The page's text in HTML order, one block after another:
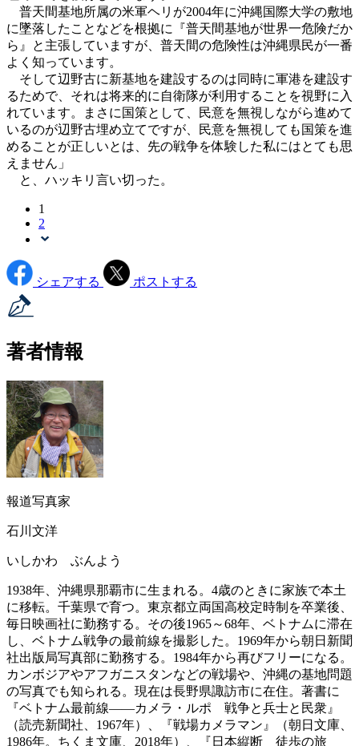
普天間基地所属の米軍ヘリが2004年に沖縄国際大学の敷地
に墜落したことなどを根拠に『普天間基地が世界一危険だか
ら』と主張していますが、普天間の危険性は沖縄県民が一番
よく知っています。
そして辺野古に新基地を建設するのは同時に軍港を建設す
るためで、それは将来的に自衛隊が利用することを視野に入
れています。まさに国策として、民意を無視しながら進めて
いるのが辺野古埋め立てですが、民意を無視しても国策を進
めることが正しいとは、先の戦争を体験した私にはとても思
えません」
と、ハッキリ言い切った。
1
2
シェアする ポストする
著者情報
報道写真家
石川文洋
いしかわ ぶんよう
1938年、沖縄県那覇市に生まれる。4歳のときに家族で本土
に移転。千葉県で育つ。東京都立両国高校定時制を卒業後、
毎日映画社に勤務する。その後1965～68年、ベトナムに滞在
し、ベトナム戦争の最前線を撮影した。1969年から朝日新聞
社出版局写真部に勤務する。1984年から再びフリーになる。
カンボジアやアフガニスタンなどの戦場や、沖縄の基地問題
の写真でも知られる。現在は長野県諏訪市に在住。著書に
『ベトナム最前線――カメラ・ルポ 戦争と兵士と民衆』
（読売新聞社、1967年）、『戦場カメラマン』（朝日文庫、
1986年。ちくま文庫、2018年）、『日本縦断 徒歩の旅